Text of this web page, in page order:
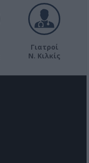
Γιατροί
Ν. Κιλκίς